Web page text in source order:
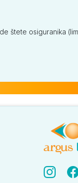
štete osiguranika